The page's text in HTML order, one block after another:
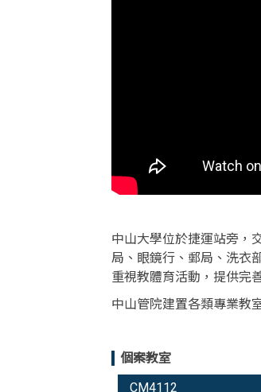
中山大學位於捷運站旁，
局、眼鏡行、郵局、洗衣
重視教體育活動，提供完
中山管院建置各類專業教
個案教室
CM4112